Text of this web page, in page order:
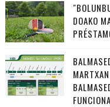
DOAKO